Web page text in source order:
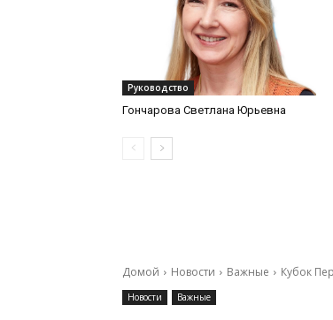
Руководство
Гончарова Светлана Юрьевна